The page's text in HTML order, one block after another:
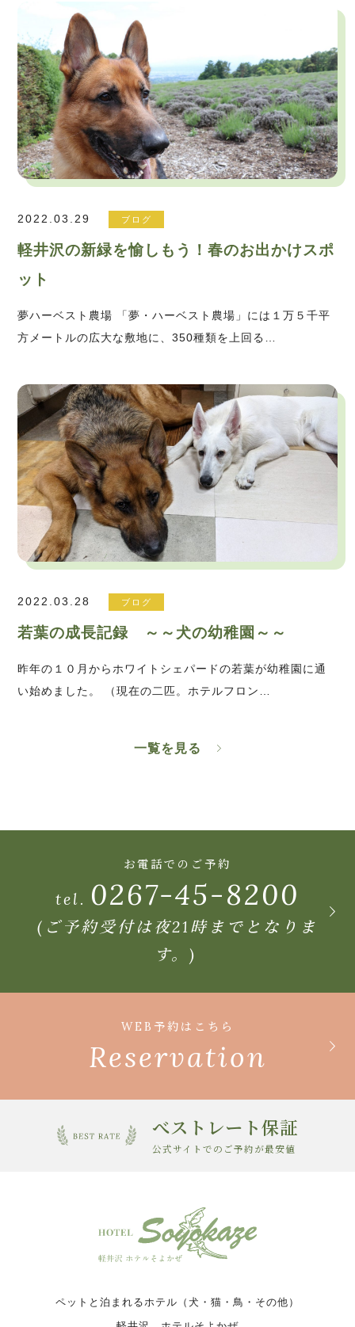
2022.03.29 ブログ
軽井沢の新緑を愉しもう！春のお出かけスポ
ット
夢ハーベスト農場 「夢・ハーベスト農場」には１万５千平
方メートルの広大な敷地に、350種類を上回る…
2022.03.28 ブログ
若葉の成長記録 ～～犬の幼稚園～～
昨年の１０月からホワイトシェパードの若葉が幼稚園に通
い始めました。 （現在の二匹。ホテルフロン…
一覧を見る
お電話でのご予約
tel. 0267-45-8200
(ご予約受付は夜21時までとなりま
す。)
WEB予約はこちら
Reservation
べストレート保証
公式サイトでのご予約が最安値
ペットと泊まれるホテル（犬・猫・鳥・その他）